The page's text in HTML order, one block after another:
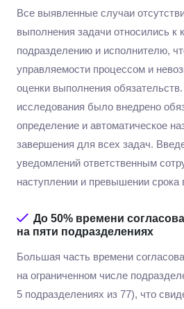
Все выявленные случаи
выполнения задачи относились к
подразделению и исполнителю,
управляемости процессом и
оценки выполнения
исследования было внедрено
определение и автоматическое
завершения для всех задач.
уведомлений ответственным
наступлении и превышении срока
До 50% времени
на пяти подразделениях
Большая часть времени
на ограниченном числе
5 подразделениях из 77), что